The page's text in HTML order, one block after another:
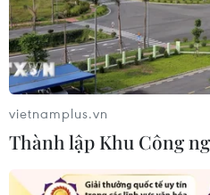
TIN CÙNG CHUYÊN
Khởi tố đối tượng giả danh
lừa đảo "chạy án" tại Đắk Lắk
06/08/2026 15:07
vietnamplus.vn
Thành lập Khu Công